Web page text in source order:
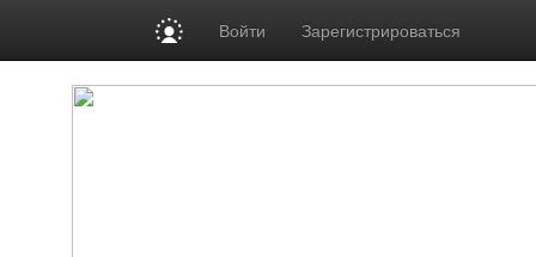
Войти Зарегистрироваться